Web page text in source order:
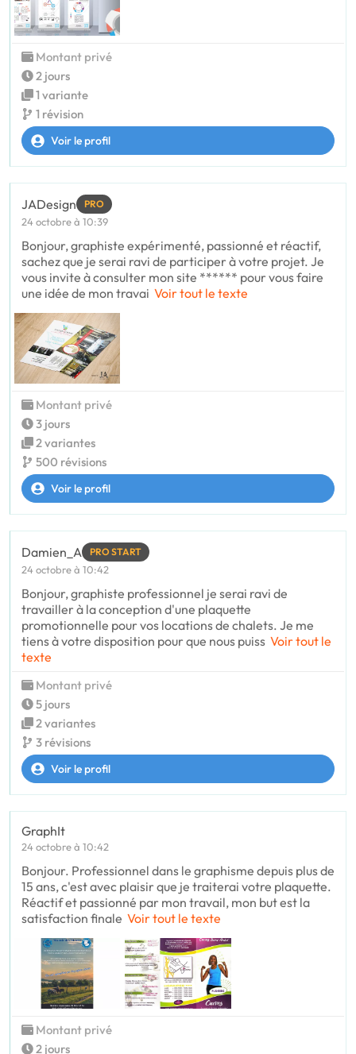
Montant privé
2 jours
1 variante
1 révision
Voir le profil
JADesign PRO
24 octobre à 10:39
Bonjour, graphiste expérimenté, passionné et réactif,
sachez que je serai ravi de participer à votre projet. Je
vous invite à consulter mon site ****** pour vous faire
une idée de mon travai Voir tout le texte
Montant privé
3 jours
2 variantes
500 révisions
Voir le profil
Damien_A PRO START
24 octobre à 10:42
Bonjour, graphiste professionnel je serai ravi de
travailler à la conception d'une plaquette
promotionnelle pour vos locations de chalets. Je me
tiens à votre disposition pour que nous puiss Voir tout le
texte
Montant privé
5 jours
2 variantes
3 révisions
Voir le profil
GraphIt
24 octobre à 10:42
Bonjour. Professionnel dans le graphisme depuis plus de
15 ans, c'est avec plaisir que je traiterai votre plaquette.
Réactif et passionné par mon travail, mon but est la
satisfaction finale Voir tout le texte
Montant privé
2 jours